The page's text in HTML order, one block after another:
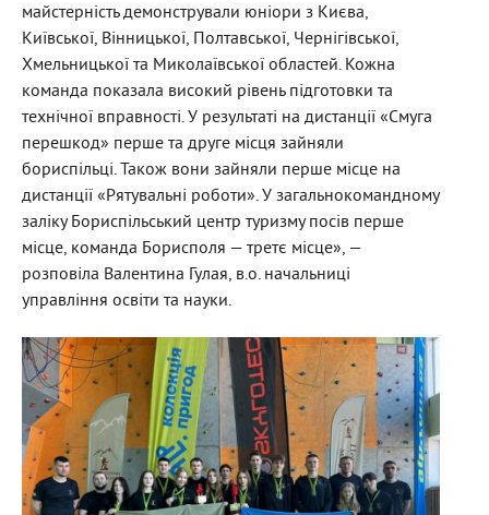
майстерність демонстрували юніори з Києва,
Київської, Вінницької, Полтавської, Чернігівської,
Хмельницької та Миколаївської областей. Кожна
команда показала високий рівень підготовки та
технічної вправності. У результаті на дистанції «Смуга
перешкод» перше та друге місця зайняли
бориспільці. Також вони зайняли перше місце на
дистанції «Рятувальні роботи». У загальнокомандному
заліку Бориспільський центр туризму посів перше
місце, команда Борисполя — третє місце», —
розповіла Валентина Гулая, в.о. начальниці
управління освіти та науки.